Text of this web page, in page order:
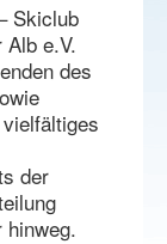
Skiclub
Alb e.V.
des
der